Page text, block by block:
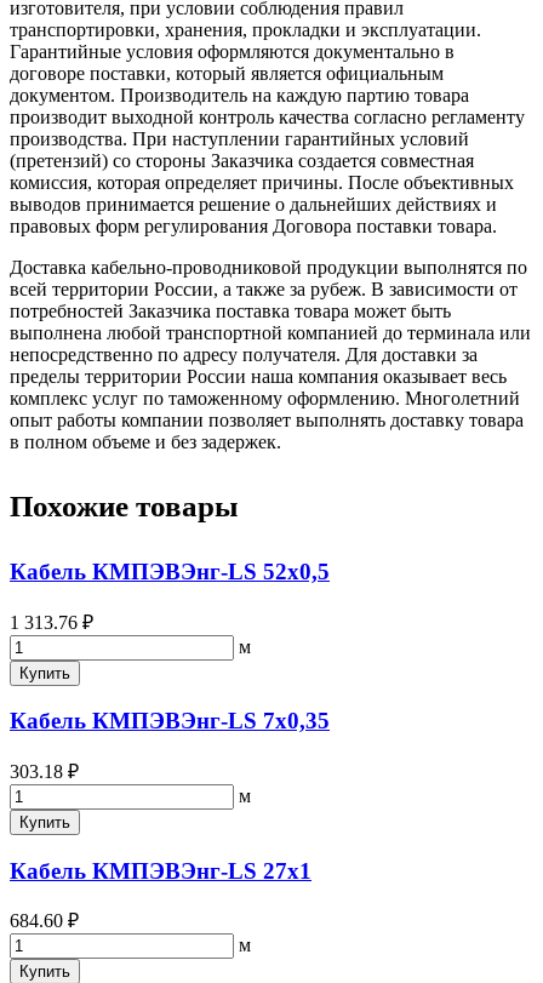
изготовителя, при условии соблюдения правил
транспортировки, хранения, прокладки и эксплуатации.
Гарантийные условия оформляются документально в
договоре поставки, который является официальным
документом. Производитель на каждую партию товара
производит выходной контроль качества согласно регламенту
производства. При наступлении гарантийных условий
(претензий) со стороны Заказчика создается совместная
комиссия, которая определяет причины. После объективных
выводов принимается решение о дальнейших действиях и
правовых форм регулирования Договора поставки товара.
Доставка кабельно-проводниковой продукции выполнятся по
всей территории России, а также за рубеж. В зависимости от
потребностей Заказчика поставка товара может быть
выполнена любой транспортной компанией до терминала или
непосредственно по адресу получателя. Для доставки за
пределы территории России наша компания оказывает весь
комплекс услуг по таможенному оформлению. Многолетний
опыт работы компании позволяет выполнять доставку товара
в полном объеме и без задержек.
Похожие товары
Кабель КМПЭВЭнг-LS 52х0,5
1 313.76 ₽
м
Купить
Кабель КМПЭВЭнг-LS 7х0,35
303.18 ₽
м
Купить
Кабель КМПЭВЭнг-LS 27х1
684.60 ₽
м
Купить